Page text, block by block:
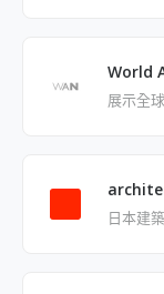
World
展示全
日本建